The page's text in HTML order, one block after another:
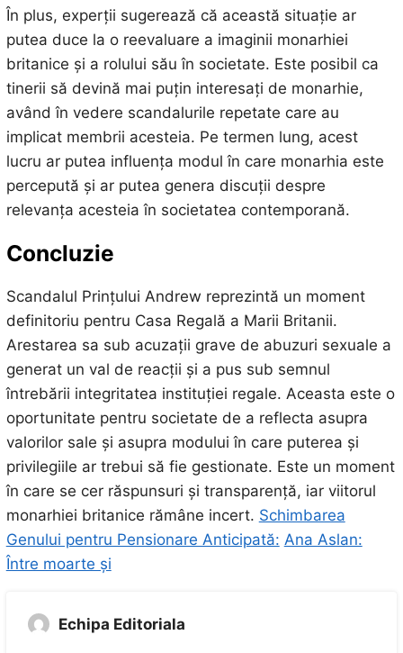
În plus, experții sugerează că această situație ar
putea duce la o reevaluare a imaginii monarhiei
britanice și a rolului său în societate. Este posibil ca
tinerii să devină mai puțin interesați de monarhie,
având în vedere scandalurile repetate care au
implicat membrii acesteia. Pe termen lung, acest
lucru ar putea influența modul în care monarhia este
percepută și ar putea genera discuții despre
relevanța acesteia în societatea contemporană.
Concluzie
Scandalul Prințului Andrew reprezintă un moment
definitoriu pentru Casa Regală a Marii Britanii.
Arestarea sa sub acuzații grave de abuzuri sexuale a
generat un val de reacții și a pus sub semnul
întrebării integritatea instituției regale. Aceasta este o
oportunitate pentru societate de a reflecta asupra
valorilor sale și asupra modului în care puterea și
privilegiile ar trebui să fie gestionate. Este un moment
în care se cer răspunsuri și transparență, iar viitorul
monarhiei britanice rămâne incert. Schimbarea
Genului pentru Pensionare Anticipată: Ana Aslan:
Între moarte și
Echipa Editoriala